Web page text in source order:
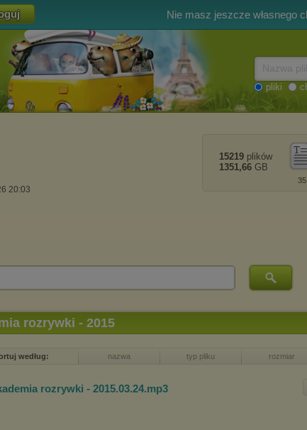
Nie masz jeszcze własnego
pliki
20:03
35
15219 plików
1351,66 GB
rozrywki - 2015
według: nazwa typ pliku rozmiar
rozrywki - 2015.03.24.mp3